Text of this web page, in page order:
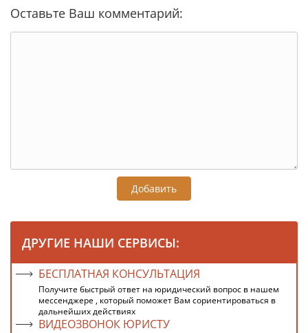
Оставьте Ваш комментарий:
Добавить
ДРУГИЕ НАШИ СЕРВИСЫ:
БЕСПЛАТНАЯ КОНСУЛЬТАЦИЯ
Получите быстрый ответ на юридический вопрос в нашем
мессенджере , который поможет Вам сориентироваться в
дальнейших действиях
ВИДЕОЗВОНОК ЮРИСТУ